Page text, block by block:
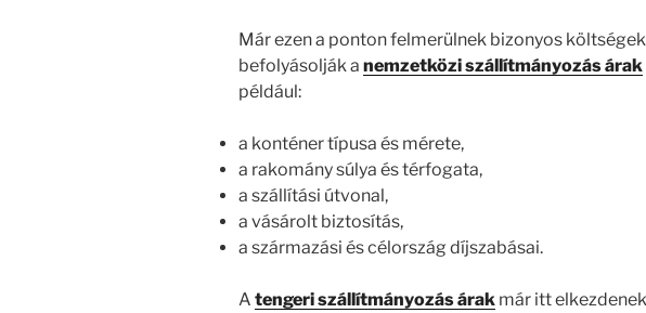
Már ezen a ponton felmerülnek bizonyos
befolyásolják a nemzetközi szállítmányozás árak
például:
a konténer típusa és mérete,
a rakomány súlya és térfogata,
a szállítási útvonal,
a vásárolt biztosítás,
a származási és célország díjszabásai.
A tengeri szállítmányozás árak már itt